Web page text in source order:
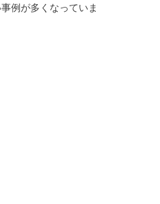
例が多くなっていま